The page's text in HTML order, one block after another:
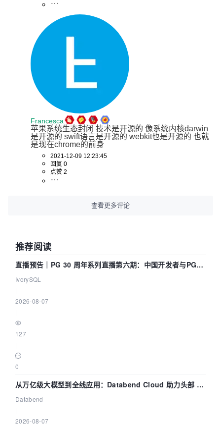
Francesca
苹果系统生态封闭 技术是开源的 像系统内核darwin
是开源的 swift语言是开源的 webkit也是开源的 也就
是现在chrome的前身
2021-12-09 12:23:45
回复 0
点赞 2
查看更多评论
推荐阅读
直播预告｜PG 30 周年系列直播第六期：中国开发者与PG内
核——我们改得动吗？我们贡献了什么？
IvorySQL
2026-08-07
127
0
从万亿级大模型到全线应用：Databend Cloud 助力头部 AI
企业构建全链路 Trace 数据管道
Databend
2026-08-07